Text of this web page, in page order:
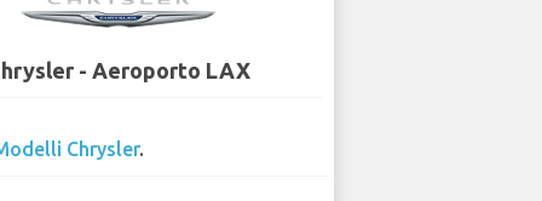
- Aeroporto LAX
Chrysler.